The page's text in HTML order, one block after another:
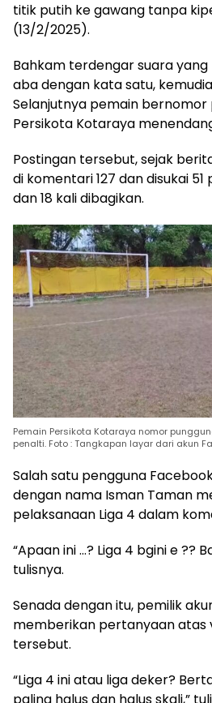
titik putih ke gawang tanpa
(13/2/2025).
Bahkam terdengar suara
aba dengan kata satu,
Selanjutnya pemain bernomor
Persikota Kotaraya
Postingan tersebut, sejak
di komentari 127 dan disukai
dan 18 kali dibagikan.
Pemain Persikota Kotaraya nomor
penalti. Foto : Tangkapan layar dari akun
Salah satu pengguna
dengan nama Isman Taman
pelaksanaan Liga 4 dalam
“Apaan ini …? Liga 4 bgini e ??
tulisnya.
Senada dengan itu, pemilik
memberikan pertanyaan atas
tersebut.
“Liga 4 ini atau liga deker?
paling halus dan halus skali,”